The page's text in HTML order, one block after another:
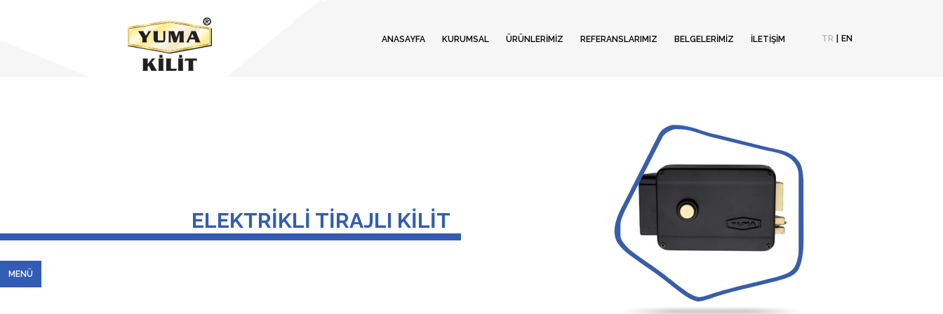
ANASAYFA KURUMSAL ÜRÜNLERİMİZ REFERANSLARIMIZ BELGELERİMİZ İLETİŞİM TR EN
MENÜ
ELEKTRİKLİ TİRAJLI KİLİT